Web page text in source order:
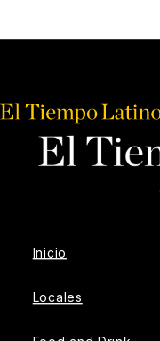
Inicio
Locales